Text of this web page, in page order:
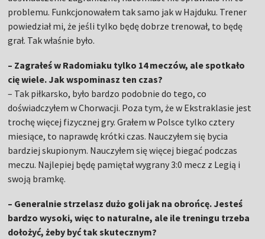
problemu. Funkcjonowałem tak samo jak w Hajduku. Trener
powiedział mi, że jeśli tylko będę dobrze trenował, to będę
grał. Tak właśnie było.
– Zagrałeś w Radomiaku tylko 14 meczów, ale spotkało
cię wiele. Jak wspominasz ten czas?
– Tak piłkarsko, było bardzo podobnie do tego, co
doświadczyłem w Chorwacji. Poza tym, że w Ekstraklasie jest
trochę więcej fizycznej gry. Grałem w Polsce tylko cztery
miesiące, to naprawdę krótki czas. Nauczyłem się bycia
bardziej skupionym. Nauczyłem się więcej biegać podczas
meczu. Najlepiej będę pamiętał wygrany 3:0 mecz z Legią i
swoją bramkę.
– Generalnie strzelasz dużo goli jak na obrońcę. Jesteś
bardzo wysoki, więc to naturalne, ale ile treningu trzeba
dołożyć, żeby być tak skutecznym?